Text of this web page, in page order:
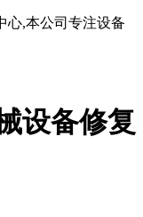
心,本公司专注设备